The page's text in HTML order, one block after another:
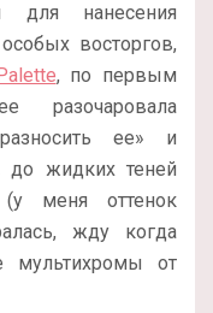
для нанесения
восторгов,
, по первым
разочаровала
ее» и
до жидких теней
меня оттенок
жду когда
мультихромы от